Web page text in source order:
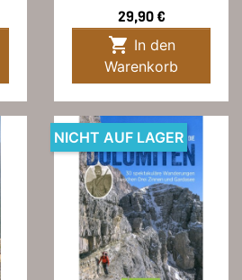
Preis
29,90 €

Warenkorb
NICHT AUF LAGER